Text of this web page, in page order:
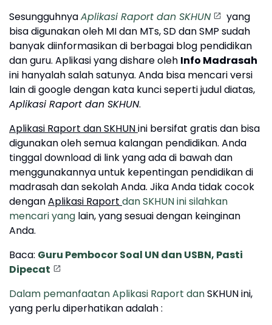
SesungguhnyaAplikasi Raport dan SKHUN
yang
bisa digunakan oleh MI dan MTs, SD dan SMP sudah
banyak diinformasikan di berbagai blog pendidikan
dan guru. Aplikasi yang dishare oleh Info Madrasah
ini hanyalah salah satunya. Anda bisa mencari versi
lain di google dengan kata kunci seperti judul diatas,
Aplikasi Raport dan SKHUN.
Aplikasi Raport dan SKHUNini bersifat gratis dan bisa
digunakan oleh semua kalangan pendidikan. Anda
tinggal download di link yang ada di bawah dan
menggunakannya untuk kepentingan pendidikan di
madrasah dan sekolah Anda. Jika Anda tidak cocok
denganAplikasi Raport dan SKHUN ini silahkan
mencari yang lain, yang sesuai dengan keinginan
Anda.
Baca: Guru Pembocor Soal UN dan USBN, Pasti
Dipecat
Dalam pemanfaatan Aplikasi Raport danSKHUN ini,
yang perlu diperhatikan adalah :